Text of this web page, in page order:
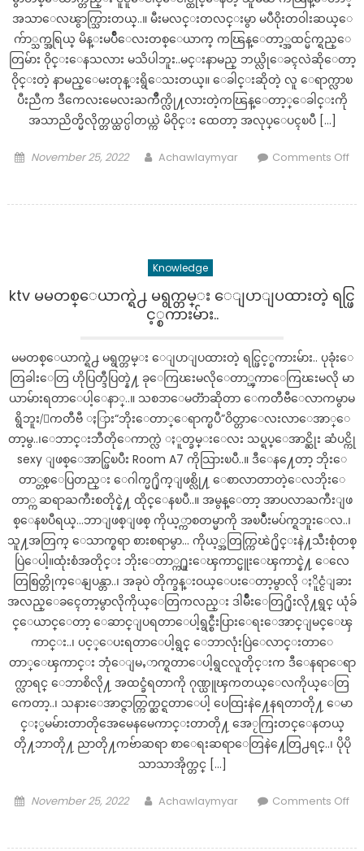
အသာေလၽွာက္သြားတယ္..။ မီးမလင္းတလင္းမွာ မပီဝိုးတဝါးဆယ္ေ
က်ာ္သက္အရြယ္ မိန္းမပ်ိဳေလးတစ္ေယာက္ ကၽြန္ေတာ့္အထင္မ်က္ရည္ေ
တြမ်ား ဝိုင္းေနသလား မသိပါဘူး..မင္းနာမည္ ဘယ္လိုေခၚလဲဆိုေတာ့
ဝိုင္းတဲ့ နာမည္ေမးတုန္းရွိေသးတယ္။ ေခါင္းဆိုတဲ့ လူ ေရာက္လာၿ
ပီးညီက ဒီကေလးမေလးႀကိဳက္လို႔လားတဲ့ကၽြန္ေတာ့္ေခါင္းကို
အသာညိတ္မိလိုက္တယ္ထင္ပါတယ္ကဲ မိဝိုင္း ထေတာ့ အလုပ္ေပၚၿပီ […]
Posted
November 25, 2022 Author
Achawlaymyar
Comments Off
တဲ့
နူး
ကောင်
လေး
နဲ့
တွေ့
ခဲ့
သော
ည
ငှက်
လေး
တစ်
ယောက်
ရဲ့
ကြေကွဲ
စရာ
ဖြစ်ရပ်
လေး
ပါ
Knowledge
ktv မမတစ္ေယာက္ရဲ႕ မရွက္တမ္း ေျပာျပထားတဲ့ ရင္ဖြ
င့္စကားမ်ား..
မမတစ္ေယာက္ရဲ႕ မရွက္တမ္း ေျပာျပထားတဲ့ ရင္ဖြင့္စကားမ်ား.. ပုခုံးေ
တြခါးေတြ ဟိုပြတ္ဒီပြတ္နဲ႔ ခုေကြၽးမလိုေတာ္ၾကာေကြၽးမလို မာ
ယာမ်ားရတာေပါ့ေနာ္..။ သစၥာေမတၱာဆိုတာ ေကတီဗီေလာကမွာမ
ရွိဘူး/ေကတီဗီ ႏြား“ဘိုးေတာ္ေရာက္ၿပီ”ဝိတ္တာေလးလာေအာ္ေ
တာ့မွ..၊ေဘာင္းဘီတိုေကာက္လဲ ႏူတ္ခမ္းေလး သပ္ရပ္ေအာင္ဆိုး ဆံပင္ကို
sexy ျဖစ္ေအာင္ဖြၿပီး Room A7 ကိုသြားၿပီ..။ ဒီေန႔ေတာ့ ဘိုးေ
တာ္တစ္ေပြတည္း ေဂါက္မ႐ိုက္ျဖစ္လို႔ ေစာလာတာတဲ့ေလဘိုးေ
တာ္က ဆရာႀကီးစတိုင္နဲ႔ ထိုင္ေနၿပီ..။ အမွန္ေတာ့ အာပလာႀကီးျဖ
စ္ေနၿပီရယ္…ဘာျဖစ္ျဖစ္ ကိုယ့္ကာစတမ္မာကို အၿပဳံးမပ်က္ရဘူးေလ..၊
သူ႔အတြက္ ေသာက္စရာ စားစရာမွာ… ကိုယ့္အတြက္ကြၽဲ႐ိုင္းနဲ႔သီးစုံတစ္
ပြဲေပါ့။ထုံးစံအတိုင္း ဘိုးေတာ္က႐ူးေၾကာင္မူးေၾကာင္နဲ႔ ေလေ
တြစြတ္တိုက္ေနျပန္တာ..၊ အခုပဲ တိုက္ခန္းဝယ္ေပးေတာ့မွာလို ႏိူင္ငံျခား
အလည္ေခၚေတာ့မွာလိုကိုယ္ေတြကလည္း ဒါမ်ိဳးေတြ႐ိုးလို႔ရွင္ ယုံခ်
င္ေယာင္ေတာ့ ေဆာင္ျပရတာေပါ့ရွင္စီးပြားေရးေအာင္ျမင္ေၾ
ကာင္း..၊ ပင့္ေပးရတာေပါ့ရွင္ ေဘာလုံးပြဲေလာင္းတာေ
တာ္ေၾကာင္း ဘုံေျမႇာက္ရတာေပါ့ရွငလူတိုင္းက ဒီေနရာေရာ
က္လာရင္ ေဘာစိလို႔ အထင္ခံရတာကို ဂုဏ္ယူၾကတယ္ေလကိုယ္ေတြ
ကေတာ့..၊ သနားေအာင္ဇာတ္ကြက္ဆင္ရတာေပါ့ ပေထြးနဲ႔ေနရတာတို႔ ေမာ
င္ႏွမမ်ားတာတိုအေမေနမေကာင္းတာတို႔ အေႂကြးတင္ေနတယ္
တို႔ဘာတို႔ ညာတို႔ကဗ်ာဆရာ စာေရးဆရာေတြနဲ႔ေတြ႕ရင္..၊ ပိုပို
သာသာအိုက္တင္ […]
Posted
November 25, 2022 Author
Achawlaymyar
Comments Off